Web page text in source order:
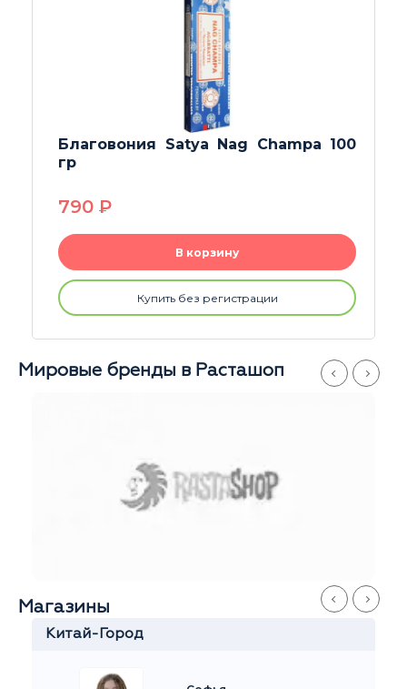
Благовоние Satya Black Opium 15g
160 P
В корзину
Купить без регистрации
Мировые бренды в Расташоп
Серпуховская
Стремянный переулок 35